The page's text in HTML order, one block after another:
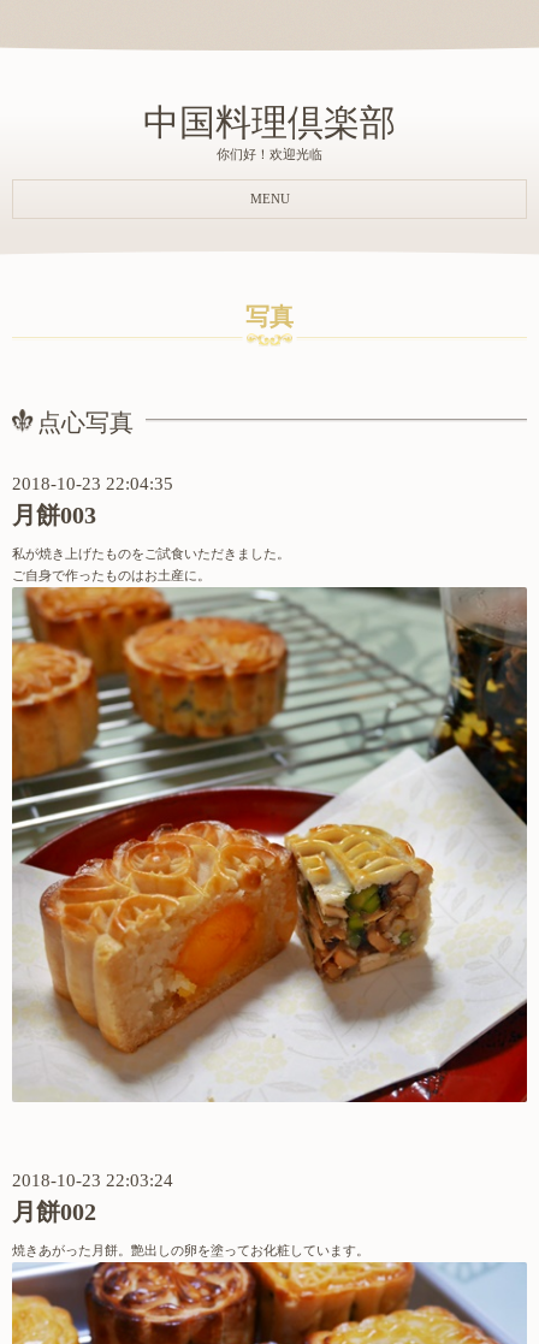
中国料理倶楽部
你们好！欢迎光临
MENU
写真
点心写真
2018-10-23 22:04:35
月餅003
私が焼き上げたものをご試食いただきました。
ご自身で作ったものはお土産に。
2018-10-23 22:03:24
月餅002
焼きあがった月餅。艶出しの卵を塗ってお化粧しています。